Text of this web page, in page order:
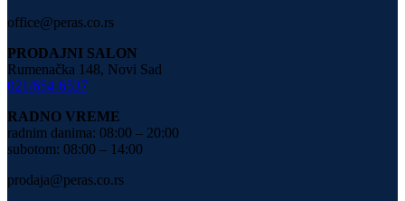
office@peras.co.rs
PRODAJNI SALON
Rumenačka 148, Novi Sad
021/654-6537
RADNO VREME
radnim danima: 08:00 – 20:00
subotom: 08:00 – 14:00
prodaja@peras.co.rs